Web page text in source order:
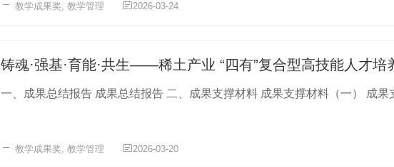
教学成果奖, 教学管理 2026-03-24
铸魂·强基·育能·共生——稀土产业 “四有”复合型高技能人才培
教学成果奖, 教学管理 2026-03-20